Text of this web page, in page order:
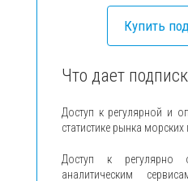
Купить
Что дает
Доступ к регулярной и
статистике рынка
Доступ к регулярно
аналитическим